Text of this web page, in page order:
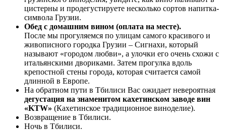
цистерны и продегустируете несколько сортов напитка-
символа Грузии.
Обед с домашним вином (оплата на месте).
После мы прогуляемся по улицам самого красивого и
живописного городка Грузии – Сигнахи, который
называют «городом любви», а улочки его очень схожи с
итальянскими двориками. Затем прогулка вдоль
крепостной стены города, которая считается самой
длинной в Европе.
На обратном пути в Тбилиси Вас ожидает невероятная
дегустация на знаменитом кахетинском заводе вин
«KTW» (Кахетинское традиционное виноделие).
Возвращение в Тбилиси.
Ночь в Тбилиси.